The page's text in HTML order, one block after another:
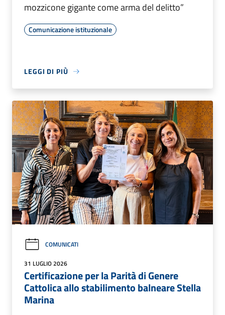
mozzicone gigante come arma del delitto”
Comunicazione istituzionale
LEGGI DI PIÙ
COMUNICATI
31 LUGLIO 2026
Certificazione per la Parità di Genere
Cattolica allo stabilimento balneare Stella
Marina